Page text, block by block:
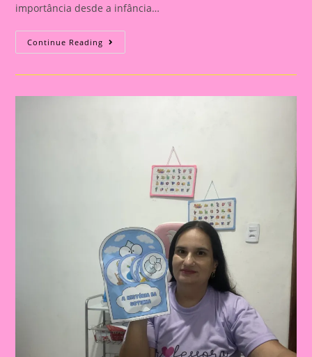
importância desde a infância…
Continue Reading LUVA
GOTINHA:
ENSINAR